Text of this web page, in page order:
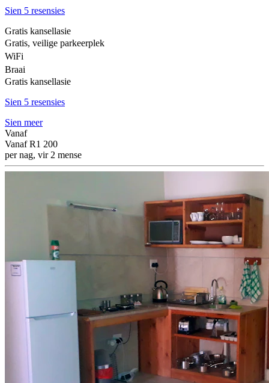
Sien 5 resensies
Gratis kansellasie
Gratis, veilige parkeerplek
WiFi
Braai
Gratis kansellasie
Sien 5 resensies
Sien meer
Vanaf
Vanaf R1 200
per nag, vir 2 mense